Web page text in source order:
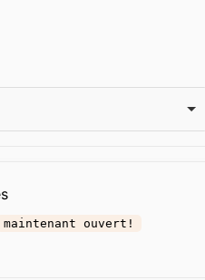
maintenant ouvert!